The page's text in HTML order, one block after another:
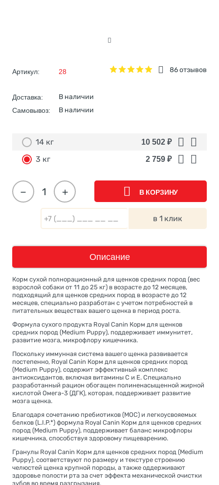
86 отзывов
Артикул: 28
Доставка: В наличии
Самовывоз: В наличии
14 кг 10 502 ₽
3 кг 2 759 ₽
+
− В КОРЗИНУ
в 1 клик
Описание
Корм сухой полнорационный для щенков средних пород (вес
взрослой собаки от 11 до 25 кг) в возрасте до 12 месяцев,
подходящий для щенков средних пород в возрасте до 12
месяцев, специально разработан с учетом потребностей в
питательных веществах вашего щенка в период роста.
Формула сухого продукта Royal Canin Корм для щенков
средних пород (Medium Puppy), поддерживает иммунитет,
развитие мозга, микрофлору кишечника.
Поскольку иммунная система вашего щенка развивается
постепенно, Royal Canin Корм для щенков средних пород
(Medium Puppy), содержит эффективный комплекс
антиоксидантов, включая витамины С и Е. Специально
разработанный рацион обогащен полиненасыщенной жирной
кислотой Омега-3 (ДГК), которая, поддерживает развитие
мозга щенка.
Благодаря сочетанию пребиотиков (МОС) и легкоусвояемых
белков (L.I.P.*) формула Royal Canin Корм для щенков средних
пород (Medium Puppy), поддерживает баланс микрофлоры
кишечника, способствуя здоровому пищеварению.
Гранулы Royal Canin Корм для щенков средних пород (Medium
Puppy), соответствуют по размеру и текстуре строению
челюстей щенка крупной породы, а также оддерживают
здоровье полости рта за счет эффекта механической очистки
зубов во время разгрызания.